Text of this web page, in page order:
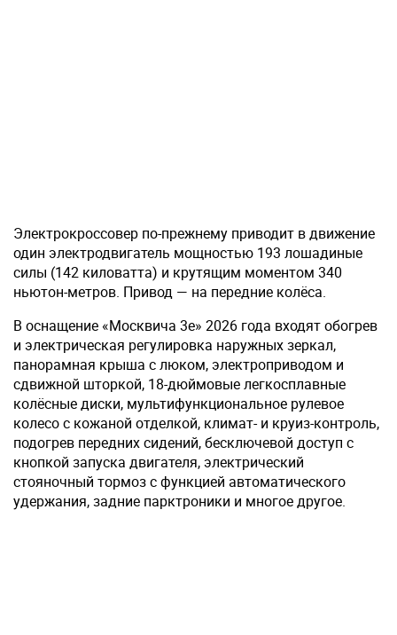
Электрокроссовер по-прежнему приводит в движение
один электродвигатель мощностью 193 лошадиные
силы (142 киловатта) и крутящим моментом 340
ньютон-метров. Привод — на передние колёса.
В оснащение «Москвича 3е» 2026 года входят обогрев
и электрическая регулировка наружных зеркал,
панорамная крыша с люком, электроприводом и
сдвижной шторкой, 18-дюймовые легкосплавные
колёсные диски, мультифункциональное рулевое
колесо с кожаной отделкой, климат- и круиз-контроль,
подогрев передних сидений, бесключевой доступ с
кнопкой запуска двигателя, электрический
стояночный тормоз с функцией автоматического
удержания, задние парктроники и многое другое.